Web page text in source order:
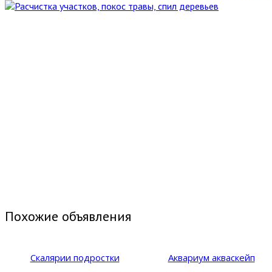
Похожие объявления
Скалярии подростки Аквариум акваскейп